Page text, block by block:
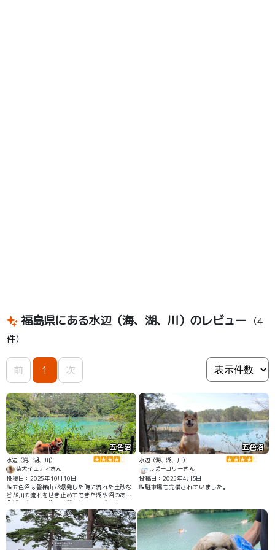
福島県にある水辺（海、湖、川）のレビュー （4
件）
前 1 次
五色沼
水辺（海、湖、川）
柴犬イエティさん
投稿日：2025年10月10日
📝五色沼は磐梯山が爆発した時に流れた土砂な
どが川の流れをせき止めてできた湖や沼のある
地域です🌋その後、遠藤現夢さんの手によって
植林がされて、いまでは自然豊かな散策路とな
っています🌲🐾🌲 程よい感覚で沼や湖を観なが
ら自然の中を歩くことができて、ゆっくり歩く
と２、３時間は過ごせます👍✨ #紅葉 #森林
五色沼
水辺（海、湖、川）
しばーコリーさん
投稿日：2025年4月5日
📝駐車場も完備されていました。